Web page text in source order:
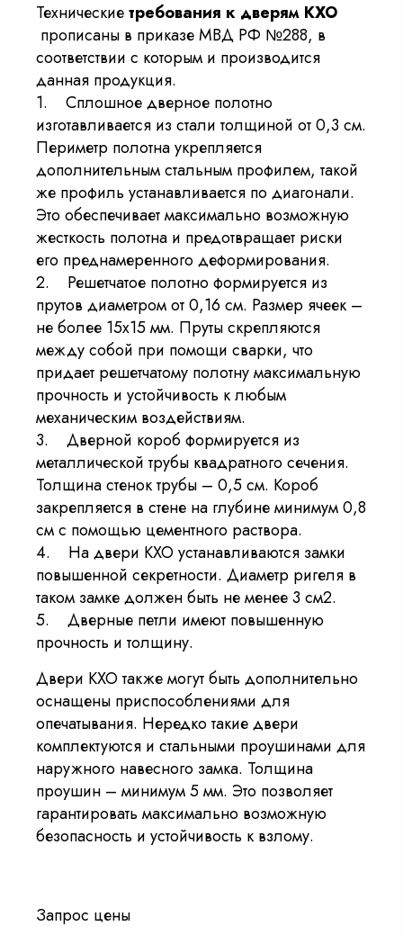
Техническиетребования к дверям КХО
прописаны в приказе МВД РФ №288, в
соответствии с которым и производится
данная продукция.
1. Сплошное дверное полотно
изготавливается из стали толщиной от 0,3 см.
Периметр полотна укрепляется
дополнительным стальным профилем, такой
же профиль устанавливается по диагонали.
Это обеспечивает максимально возможную
жесткость полотна и предотвращает риски
его преднамеренного деформирования.
2. Решетчатое полотно формируется из
прутов диаметром от 0,16 см. Размер ячеек –
не более 15х15 мм. Пруты скрепляются
между собой при помощи сварки, что
придает решетчатому полотну максимальную
прочность и устойчивость к любым
механическим воздействиям.
3. Дверной короб формируется из
металлической трубы квадратного сечения.
Толщина стенок трубы – 0,5 см. Короб
закрепляется в стене на глубине минимум 0,8
см с помощью цементного раствора.
4. На двери КХО устанавливаются замки
повышенной секретности. Диаметр ригеля в
таком замке должен быть не менее 3 см2.
5. Дверные петли имеют повышенную
прочность и толщину.
Двери КХО также могут быть дополнительно
оснащены приспособлениями для
опечатывания. Нередко такие двери
комплектуются и стальными проушинами для
наружного навесного замка. Толщина
проушин – минимум 5 мм. Это позволяет
гарантировать максимально возможную
безопасность и устойчивость к взлому.
Запрос цены